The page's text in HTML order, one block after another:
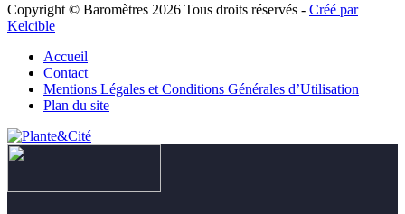
Copyright © Baromètres 2026 Tous droits réservés - Créé par
Kelcible
Accueil
Contact
Mentions Légales et Conditions Générales d’Utilisation
Plan du site